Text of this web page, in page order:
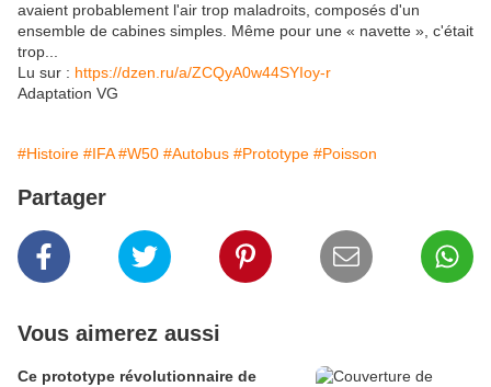
avaient probablement l'air trop maladroits, composés d'un
ensemble de cabines simples. Même pour une « navette », c'était
trop...
Lu sur : https://dzen.ru/a/ZCQyA0w44SYIoy-r
Adaptation VG
#Histoire #IFA #W50 #Autobus #Prototype #Poisson
Partager
Vous aimerez aussi
Ce prototype révolutionnaire de